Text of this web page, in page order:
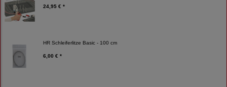
24,95 € *
HR Schleiferlitze Basic - 100 cm
6,00 € *